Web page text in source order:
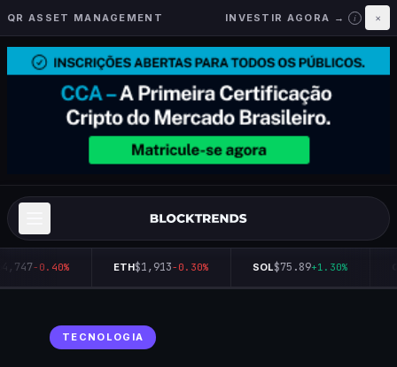
QR ASSET MANAGEMENT INVESTIR AGORA → i ×
-0.40% ETH$1,913-0.30% SOL$75.89+1.30%
TECNOLOGIA